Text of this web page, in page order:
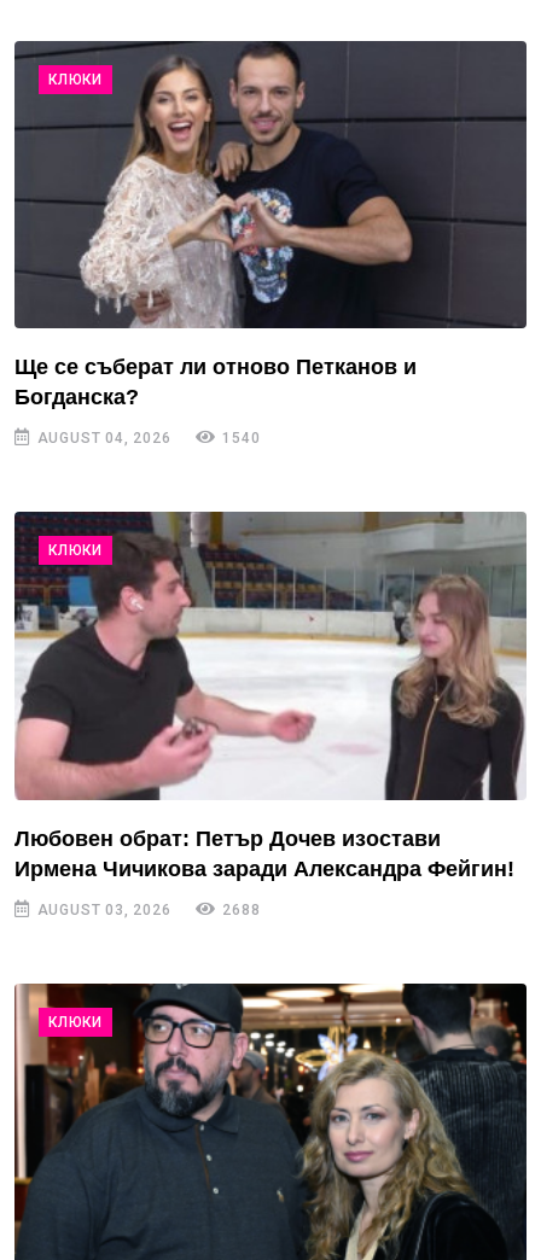
КЛЮКИ
Ще се съберат ли отново Петканов и
Богданска?
AUGUST 04, 2026 1540
КЛЮКИ
Любовен обрат: Петър Дочев изостави
Ирмена Чичикова заради Александра Фейгин!
AUGUST 03, 2026 2688
КЛЮКИ